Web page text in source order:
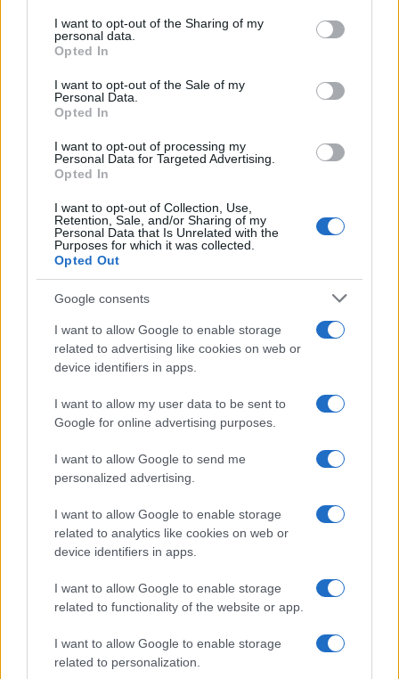
disclose it to other third parties.
Please note that this website/app uses one or more Google
services and may gather and store information including but
not limited to your visit or usage behaviour. You may click to
grant or deny consent to Google and its third-party tags to
consent section.
I want to opt-out of the Sharing of my
personal data.
Opted In
I want to opt-out of the Sale of my
Personal Data.
Opted In
I want to opt-out of processing my
Personal Data for Targeted Advertising.
Opted In
I want to opt-out of Collection, Use,
Retention, Sale, and/or Sharing of my
Personal Data that Is Unrelated with the
Purposes for which it was collected.
Opted Out
Google consents
I want to allow Google to enable storage
related to advertising like cookies on web or
device identifiers in apps.
I want to allow my user data to be sent to
Google for online advertising purposes.
I want to allow Google to send me
personalized advertising.
I want to allow Google to enable storage
related to analytics like cookies on web or
device identifiers in apps.
I want to allow Google to enable storage
related to functionality of the website or app.
I want to allow Google to enable storage
related to personalization.
InvestirMag
Germania
UK
News Hub UK
Lgbtq News
Investeren 24
NL Newz